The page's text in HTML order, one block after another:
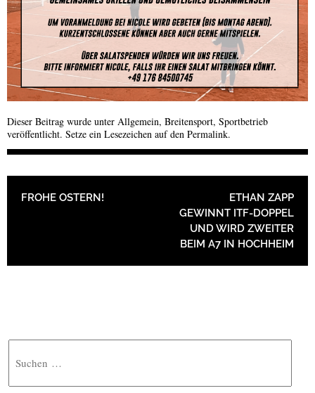
Dieser Beitrag wurde unter Allgemein, Breitensport, Sportbetrieb
veröffentlicht. Setze ein Lesezeichen auf den Permalink.
BEITRAGSNAVIGATION
FROHE OSTERN!
ETHAN ZAPP
GEWINNT ITF-DOPPEL
UND WIRD ZWEITER
BEIM A7 IN HOCHHEIM